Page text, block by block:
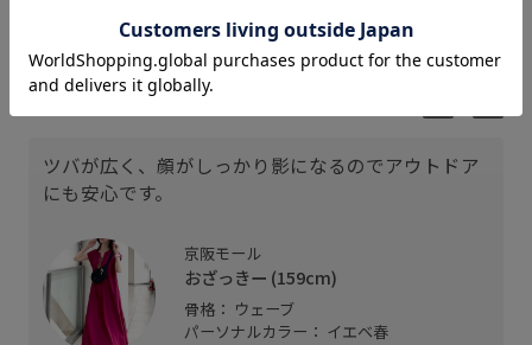
スタッフレビュー
ツバが広く、顔がしっかり影になるのでアウトドア
にも安心です。
京阪モール
おざっきー (159cm)
骨格： ウェーブ
パーソナルカラー： イエベ春